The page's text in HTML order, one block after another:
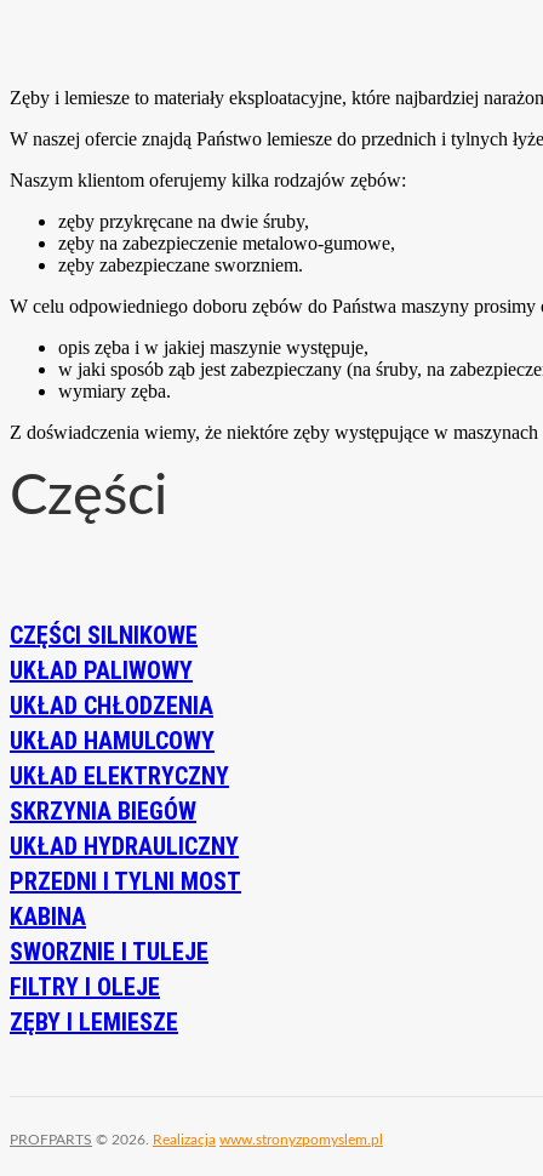
Zęby i lemiesze to materiały eksploatacyjne, które najbardziej
W naszej ofercie znajdą Państwo lemiesze do przednich i tylnych
Naszym klientom oferujemy kilka rodzajów zębów:
zęby przykręcane na dwie śruby,
zęby na zabezpieczenie metalowo-gumowe,
zęby zabezpieczane sworzniem.
W celu odpowiedniego doboru zębów do Państwa maszyny
opis zęba i w jakiej maszynie występuje,
w jaki sposób ząb jest zabezpieczany (na śruby, na
wymiary zęba.
Z doświadczenia wiemy, że niektóre zęby występujące w
Części
CZĘŚCI SILNIKOWE
UKŁAD PALIWOWY
UKŁAD CHŁODZENIA
UKŁAD HAMULCOWY
UKŁAD ELEKTRYCZNY
SKRZYNIA BIEGÓW
UKŁAD HYDRAULICZNY
PRZEDNI I TYLNI MOST
KABINA
SWORZNIE I TULEJE
FILTRY I OLEJE
ZĘBY I LEMIESZE
PROFPARTS © 2026. Realizacja www.stronyzpomyslem.pl